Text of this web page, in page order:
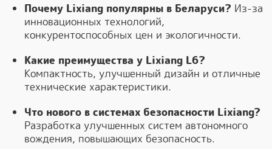
Почему Lixiang популярны в Беларуси? Из-за
инновационных технологий,
конкурентоспособных цен и экологичности.
Какие преимущества у Lixiang L6?
Компактность, улучшенный дизайн и отличные
технические характеристики.
Что нового в системах безопасности Lixiang?
Разработка улучшенных систем автономного
вождения, повышающих безопасность.